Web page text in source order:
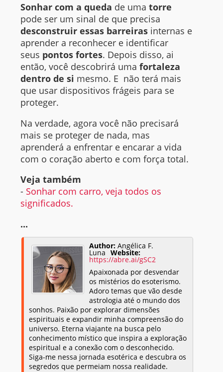
Sonhar com a queda de umatorre
pode ser um sinal de que precisa
desconstruir essas barreiras internas e
aprender a reconhecer e identificar
seus pontos fortes. Depois disso, ai
então, você descobrirá umafortaleza
dentro de si mesmo. E não terá mais
que usar dispositivos frágeis para se
proteger.
Na verdade, agora você não precisará
mais se proteger de nada, mas
aprenderá a enfrentar e encarar a vida
com o coração aberto e com força total.
Veja também
- Sonhar com carro, veja todos os
significados.
...
Author:Angélica F.
Luna Website:
https://abre.ai/gSC2
Apaixonada por desvendar
os mistérios do esoterismo.
Adoro temas que vão desde
astrologia até o mundo dos
sonhos. Paixão por explorar dimensões
espirituais e expandir minha compreensão do
universo. Eterna viajante na busca pelo
conhecimento místico que inspira a exploração
espiritual e a conexão com o desconhecido.
Siga-me nessa jornada esotérica e descubra os
segredos que permeiam nossa realidade.